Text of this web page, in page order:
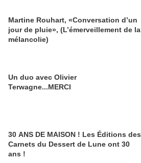
Martine Rouhart, «Conversation d’un
jour de pluie», (L’émerveillement de la
mélancolie)
Un duo avec Olivier
Terwagne...MERCI
30 ANS DE MAISON ! Les Éditions des
Carnets du Dessert de Lune ont 30
ans !